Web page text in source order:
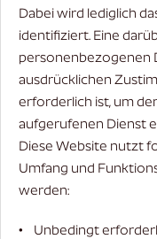
Dabei wird lediglich
identifiziert. Eine
personenbezogenen
ausdrücklichen
erforderlich ist, um
aufgerufenen Dienst
Diese Website nutzt
Umfang und
werden:
• Unbedingt